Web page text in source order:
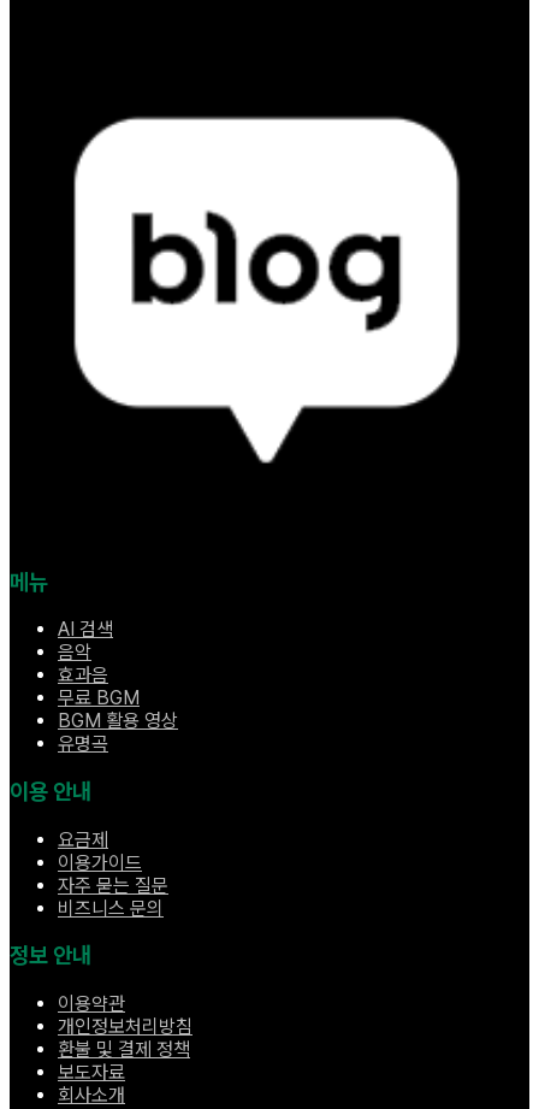
메뉴
AI 검색
음악
효과음
무료 BGM
BGM 활용 영상
유명곡
이용 안내
요금제
이용가이드
자주 묻는 질문
비즈니스 문의
정보 안내
이용약관
개인정보처리방침
환불 및 결제 정책
보도자료
회사소개